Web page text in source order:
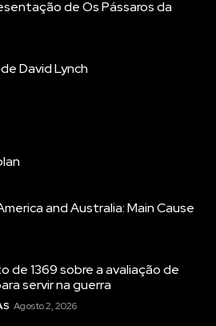
de Os Pássaros da
David Lynch
and Australia: Main Cause
de 1369 sobre a avaliação de
servir na guerra
Agosto 2, 2026